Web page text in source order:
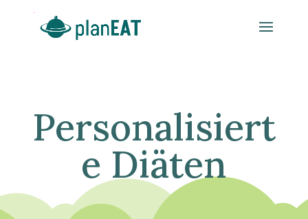
Personalisiert
e Diäten